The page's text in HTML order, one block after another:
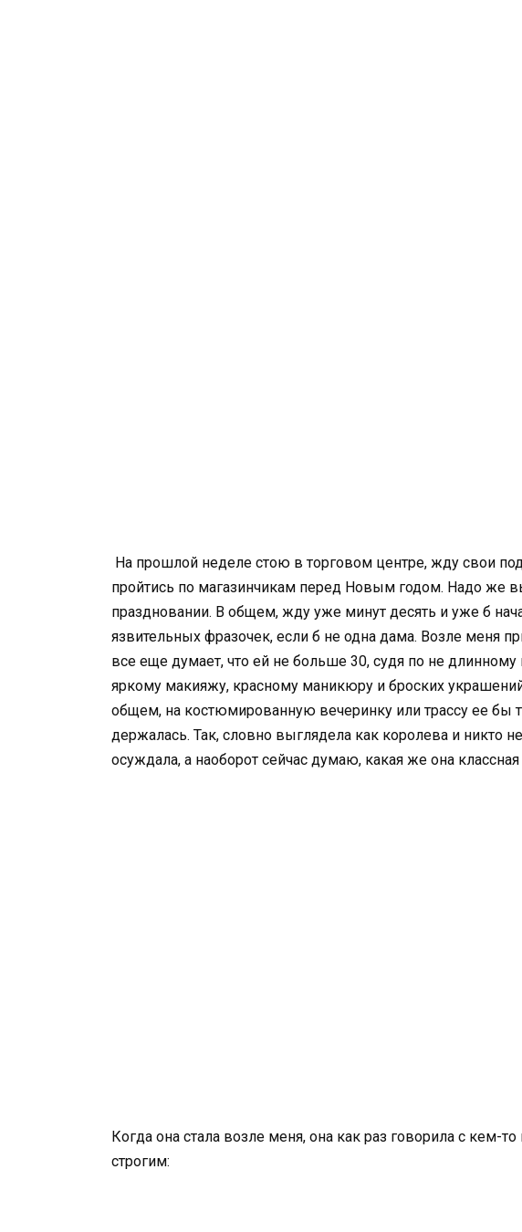
На прошлой неделе стою в торговом центре, жду свои
пройтись по магазинчикам перед Новым годом. Надо же
праздновании. В общем, жду уже минут десять и уже б
язвительных фразочек, если б не одна дама. Возле меня
все еще думает, что ей не больше 30, судя по не
яркому макияжу, красному маникюру и броских
общем, на костюмированную вечеринку или трассу ее бы
держалась. Так, словно выглядела как королева и никто
осуждала, а наоборот сейчас думаю, какая же она классная
Когда она стала возле меня, она как раз говорила с кем-
строгим: